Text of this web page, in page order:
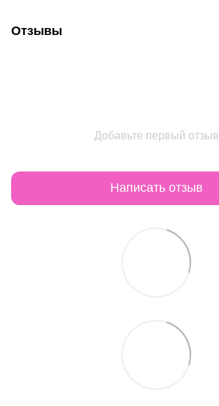
Отзывы
Добавьте первый отзыв
Написать отзыв